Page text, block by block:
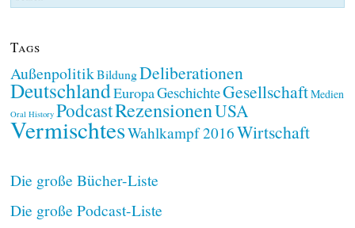
Tags
AußenpolitikBildungDeliberationen
DeutschlandEuropaGeschichteGesellschaftMedien
Oral History PodcastRezensionenUSA
VermischtesWahlkampf 2016Wirtschaft
Die große Bücher-Liste
Die große Podcast-Liste